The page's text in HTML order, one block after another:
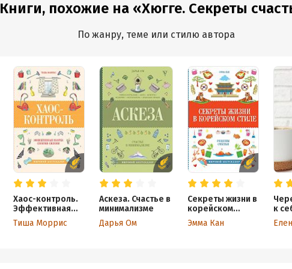
Книги, похожие на «Хюгге. Секреты
По жанру, теме или стилю автора
Хаос-контроль.
Эффективная
уборка своими
силами
Тиша Моррис
Аскеза. Счастье в
минимализме
Дарья Ом
Секреты жизни в
корейском
стиле. Рецепты
счастья
Эмма Кан
к